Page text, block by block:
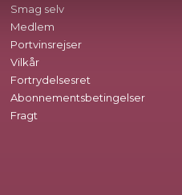
Smag selv
Medlem
Portvinsrejser
Vilkår
Fortrydelsesret
Abonnementsbetingelser
Fragt